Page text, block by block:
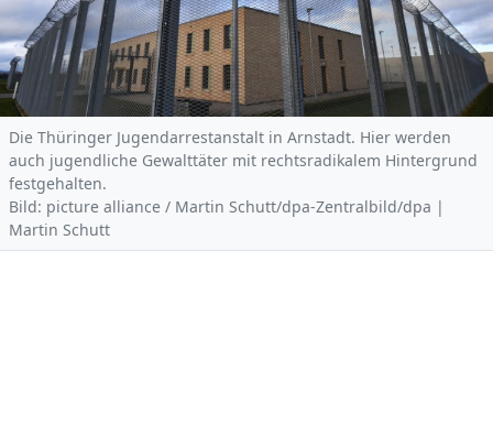
Die Thüringer Jugendarrestanstalt in Arnstadt. Hier werden
auch jugendliche Gewalttäter mit rechtsradikalem Hintergrund
festgehalten.
Bild: picture alliance / Martin Schutt/dpa-Zentralbild/dpa |
Martin Schutt